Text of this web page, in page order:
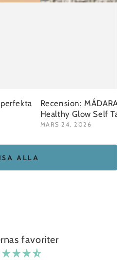
Recension: MÁDARA
Healthy Glow Self
MARS 24, 2026
ALLA
favoriter